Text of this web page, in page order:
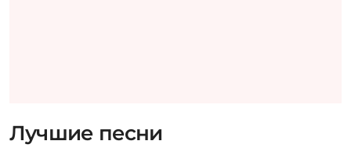
Лучшие песни